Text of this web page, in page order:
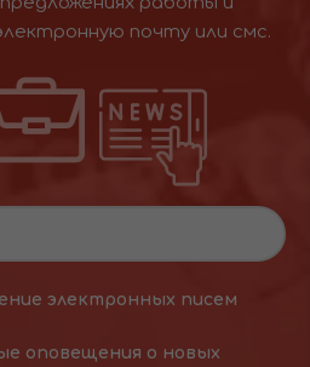
почту или смс.
электронных писем
оповещения о новых